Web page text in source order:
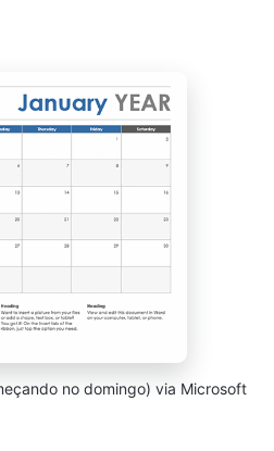
no domingo) via Microsoft